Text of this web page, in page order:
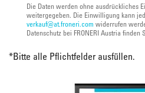
Die Daten werden ohne ausdrückliches
weitergegeben. Die Einwilligung kann
verkauf@at.froneri.com widerrufen
Datenschutz bei FRONERI Austria finden
*Bitte alle Pflichtfelder ausfüllen.